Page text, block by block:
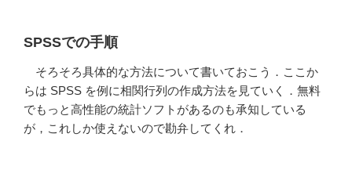
SPSSでの手順
そろそろ具体的な方法について書いておこう．ここか
らは SPSS を例に相関行列の作成方法を見ていく．無料
でもっと高性能の統計ソフトがあるのも承知している
が，これしか使えないので勘弁してくれ．